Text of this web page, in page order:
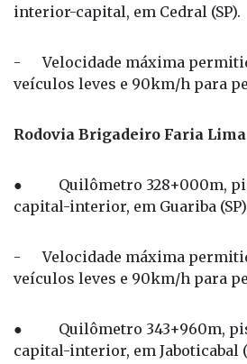
interior-capital, em Cedral (SP).
- Velocidade máxima
veículos leves e 90km/h para
Rodovia Brigadeiro Faria Lima
● Quilômetro 328+000m,
capital-interior, em Guariba
- Velocidade máxima
veículos leves e 90km/h para
● Quilômetro 343+960m,
capital-interior, em Jaboticabal